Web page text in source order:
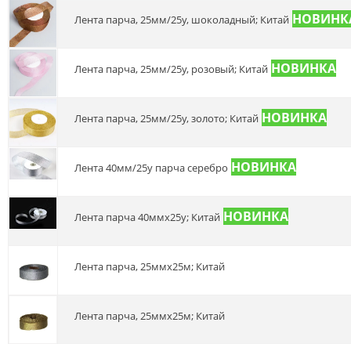
Лента парча, 25мм/25у, шоколадный; Китай
Лента парча, 25мм/25у, розовый; Китай
Лента парча, 25мм/25у, золото; Китай
лента 40мм/25у парча серебро
Лента парча 40ммх25у; Китай
Лента парча, 25ммх25м; Китай
Лента парча, 25ммх25м; Китай